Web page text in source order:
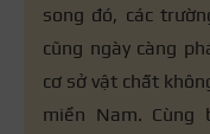
xác.
song đó, các
cũng ngày càng
cơ sở vật chất
miền Nam.